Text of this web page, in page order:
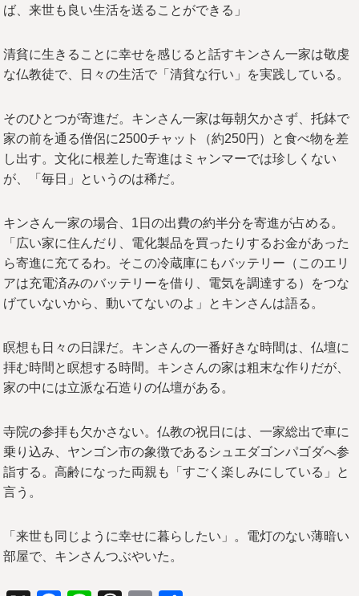
ば、来世も良い生活を送ることができる」
清貧に生きることに幸せを感じると話すキンさん一家は敬虔
な仏教徒で、日々の生活で「清貧な行い」を実践している。
そのひとつが寄進だ。キンさん一家は毎朝欠かさず、托鉢で
家の前を通る僧侶に2500チャット（約250円）と食べ物を差
し出す。文化に根差した寄進はミャンマーでは珍しくない
が、「毎日」というのは稀だ。
キンさん一家の場合、1日の出費の約半分を寄進が占める。
「広い家に住んだり、電化製品を買ったりするお金があった
ら寄進に充てるわ。そこの冷蔵庫にもバッテリー（このエリ
アは充電済みのバッテリーを借り、電気を調達する）をつな
げていないから、動いてないのよ」とキンさんは語る。
瞑想も日々の日課だ。キンさんの一番好きな時間は、仏壇に
拝む時間と瞑想する時間。キンさんの家は粗末な作りだが、
家の中には立派な石造りの仏壇がある。
寺院の参拝も欠かさない。仏教の祝日には、一家総出で車に
乗り込み、ヤンゴン市の象徴であるシュエダゴンパゴダへ参
詣する。高齢になった両親も「すごく楽しみにしている」と
言う。
「来世も同じように幸せに暮らしたい」。電灯のない薄暗い
部屋で、キンさんつぶやいた。